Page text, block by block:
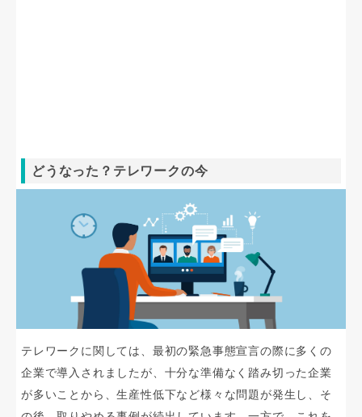
どうなった？テレワークの今
テレワークに関しては、最初の緊急事態宣言の際に多くの
企業で導入されましたが、十分な準備なく踏み切った企業
が多いことから、生産性低下など様々な問題が発生し、そ